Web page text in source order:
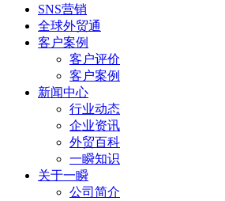
SNS营销
全球外贸通
客户案例
客户评价
客户案例
新闻中心
行业动态
企业资讯
外贸百科
一瞬知识
关于一瞬
公司简介